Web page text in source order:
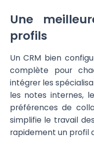
Une
profils
Un CRM bien
complète pour
intégrer les
les notes internes,
préférences de
simplifie le travail
rapidement un profil